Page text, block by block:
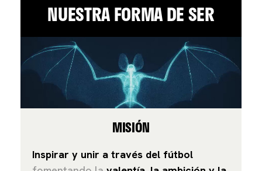
NUESTRA FORMA DE SER
MISIÓN
Inspirar y unir a través del fútbol